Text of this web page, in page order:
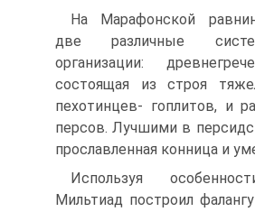
Ha Марафонской
две различные
организации:
состоящая из строя
пехотинцев- гоплитов, и
персов. Лучшими в
прославленная конница и
Используя
Мильтиад построил